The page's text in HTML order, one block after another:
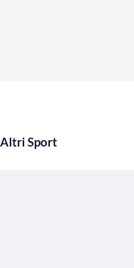
Altri Sport